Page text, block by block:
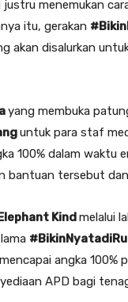
justru menemukan
itu, gerakan
akan disalurkan
yang membuka
untuk para staf
100% dalam waktu
bantuan tersebut
Kindmelalui
angka
APD bagi